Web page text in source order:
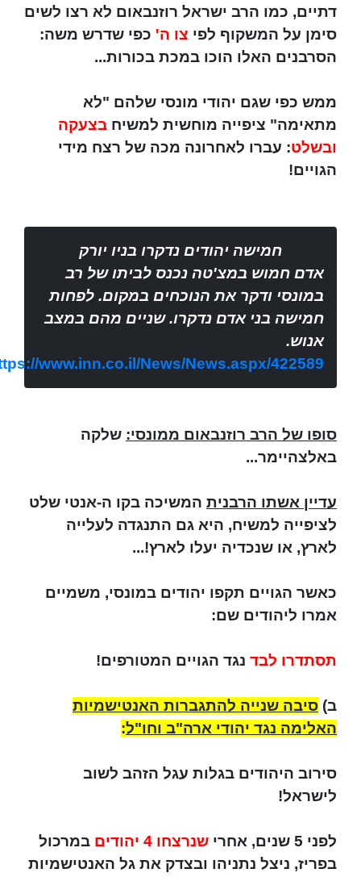
דתיים, כמו הרב ישראל רוזנבאום לא רצו לשים
סימן על המשקוף לפי צו ה' כפי שדרש משה:
הסרבנים האלו הוכו במכת בכורות...
ממש כפי שגם יהודי מונסי שלהם "לא
מתאימה" ציפייה מוחשית למשיח בצעקה
ובשלט: עברו לאחרונה מכה של רצח מידי
הגויים!
חמישה יהודים נדקרו בניו יורק
אדם חמוש במצ'טה נכנס לביתו של רב
במונסי ודקר את הנוכחים במקום. לפחות
חמישה בני אדם נדקרו. שניים מהם במצב
אנוש.
www.inn.co.il/News/News.aspx/422589
סופו של הרב רוזנבאום ממונסי: שלקה
באלצהיימר...
עדיין אשתו הרבנית המשיכה בקו ה-אנטי שלט
לציפייה למשיח, היא גם התנגדה לעלייה
לארץ, או שנכדיה יעלו לארץ!...
כאשר הגויים תקפו יהודים במונסי, משמיים
אמרו ליהודים שם:
תסתדרו לבד נגד הגויים המטורפים!
ב) סיבה שנייה להתגברות האנטישמיות
האלימה נגד יהודי ארה"ב וחו"ל:
סירוב היהודים בגלות עגל הזהב לשוב
לישראל!
לפני 5 שנים, אחרי שנרצחו 4 יהודים
במרכול
בפריז, ניצל נתניהו ובצדק את גל האנטישמיות